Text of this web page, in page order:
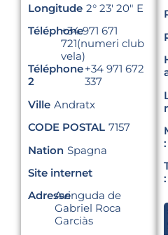
Longitude 2° 23′ 20″ E
Téléphone+34 971 671
721(numeri club
vela)
Téléphone
2
+34 971 672
337
Ville Andratx
CODE POSTAL 7157
Nation Spagna
Site internet
AdresseAvinguda de
Gabriel Roca
Garciàs
:
: